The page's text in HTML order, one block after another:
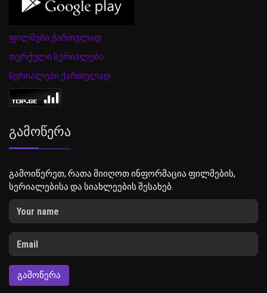
ფილმები ქართულად
თურქული სერიალები
სერიალები ქართულად
Გამოწერა
გამოიწერეთ, რათა მიიღოთ ინფორმაცია ფილმების,
სერიალებისა და სიახლეების შესახებ.
ᲒᲐᲛᲝᲬᲔᲠᲐ